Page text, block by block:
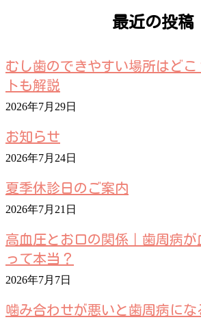
最近の投稿
むし歯のできやすい場所はど
トも解説
2026年7月29日
お知らせ
2026年7月24日
夏季休診日のご案内
2026年7月21日
高血圧とお口の関係｜歯周病が
って本当？
2026年7月7日
噛み合わせが悪いと歯周病にな